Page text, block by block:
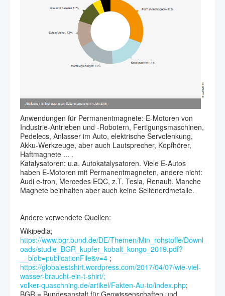
Anwendungen für Permanentmagnete: E-Motoren von
Industrie-Antrieben und -Robotern, Fertigungsmaschinen,
Pedelecs, Anlasser im Auto, elektrische Servolenkung,
Akku-Werkzeuge, aber auch Lautsprecher, Kopfhörer,
Haftmagnete ... .
Katalysatoren: u.a. Autokatalysatoren. Viele E-Autos
haben E-Motoren mit Permanentmagneten, andere nicht:
Audi e-tron, Mercedes EQC, z.T. Tesla, Renault. Manche
Magnete beinhalten aber auch keine Seltenerdmetalle.
Andere verwendete Quellen:
Wikipedia;
https://www.bgr.bund.de/DE/Themen/Min_rohstoffe/Downl
oads/studie_BGR_kupfer_kobalt_kongo_2019.pdf?
__blob=publicationFile&v=4 ;
https://globalestshirt.wordpress.com/2017/04/07/wie-viel-
wasser-braucht-ein-t-shirt/;
volker-quaschning.de/artikel/Fakten-Au-to/index.php;